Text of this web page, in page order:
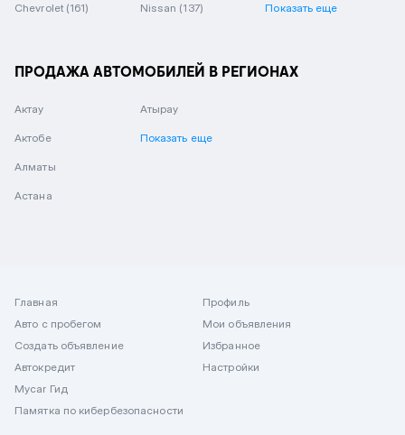
Chevrolet (161) Nissan (137) Показать еще
ПРОДАЖА АВТОМОБИЛЕЙ В РЕГИОНАХ
Актау
Актобе
Алматы
Астана
Атырау
Показать еще
Главная
Авто с пробегом
Создать объявление
Автокредит
Mycar Гид
Памятка по кибербезопасности
Профиль
Мои объявления
Избранное
Настройки